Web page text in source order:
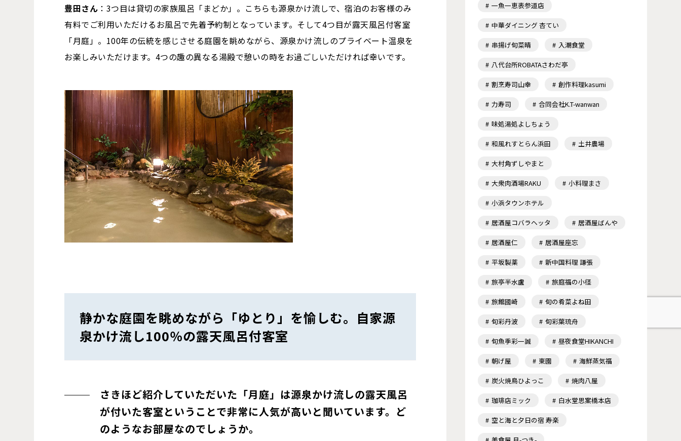
豊田さん ：3つ目は貸切の家族風呂「まどか」。こちらも源泉かけ流しで、宿泊のお客様のみ
有料でご利用いただけるお風呂で先着予約制となっています。そして4つ目が露天風呂付客室
「月庭」。100年の伝統を感じさせる庭園を眺めながら、源泉かけ流しのプライベート温泉を
お楽しみいただけます。4つの趣の異なる湯殿で憩いの時をお過ごしいただければ幸いです。
静かな庭園を眺めながら「ゆとり」を愉しむ。自家源
泉かけ流し100％の露天風呂付客室
さきほど紹介していただいた「月庭」は源泉かけ流しの露天風呂
が付いた客室ということで非常に人気が高いと聞いています。ど
のようなお部屋なのでしょうか。
一魚一恵表参道店
中華ダイニング 杏てい
串揚げ旬菜晴 入潮食堂
八代台所ROBATAさわだ亭
割烹寿司山幸 創作料理kasumi
力寿司 合同会社K.T-wanwan
味処湯処よしちょう
和風れすとらん浜田 土井農場
大村角ずしやまと
大衆肉酒場RAKU 小料理まさ
小浜タウンホテル
居酒屋コバラヘッタ 居酒屋ばんや
居酒屋仁 居酒屋座忘
平坂製薬 新中国料理 謙張
旅亭半水盧 旅庭福の小径
旅館國崎 旬の肴菜よね田
旬彩丹波 旬彩葉琉舟
旬魚季彩一誠 昼夜食堂HIKANCHI
朝げ屋 東園 海鮮蒸気福
炭火焼鳥ひよっこ 焼肉八屋
珈琲店ミック 白水堂思案橋本店
空と海と夕日の宿 寿楽